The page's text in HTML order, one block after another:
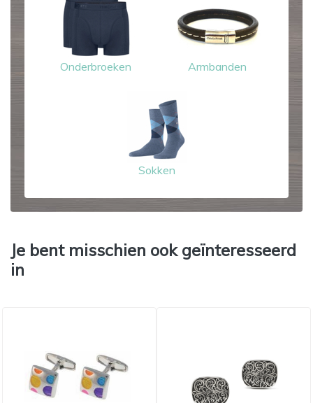
Onderbroeken Armbanden
Sokken
Je bent misschien ook geïnteresseerd
in